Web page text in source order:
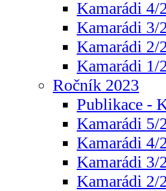
Kamarádi 4/
Kamarádi 3/
Kamarádi 2/
Kamarádi 1/
Ročník 2023
Publikace -
Kamarádi 5/
Kamarádi 4/
Kamarádi 3/
Kamarádi 2/